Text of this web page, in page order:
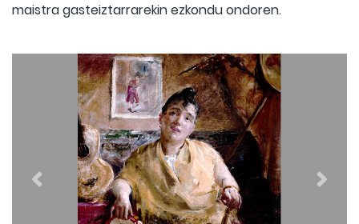
maistra gasteiztarrarekin ezkondu ondoren.
Previous Next